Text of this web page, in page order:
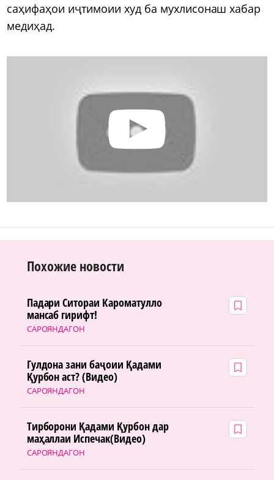
саҳифаҳои иҷтимоии худ ба мухлисонаш хабар
медиҳад.
Похожие новости
САРОЯНДАГОН
Падари Ситораи Кароматулло
мансаб гирифт!
САРОЯНДАГОН
Гулдона зани баҷоии Қадами
Қурбон аст? (Видео)
САРОЯНДАГОН
Тирборони Қадами Қурбон дар
маҳаллаи Испечак(Видео)